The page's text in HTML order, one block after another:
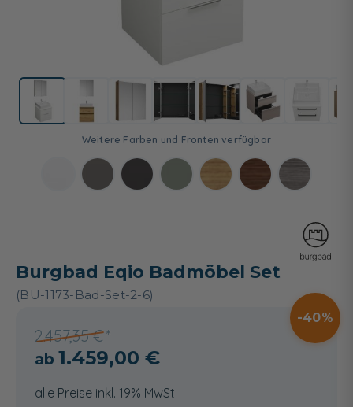
Burgbad Eqio Badmöbel Set
(BU-1173-Bad-Set-2-6)
2.457,35 €
40
1.459,00 €
alle Preise inkl. 19% MwSt.